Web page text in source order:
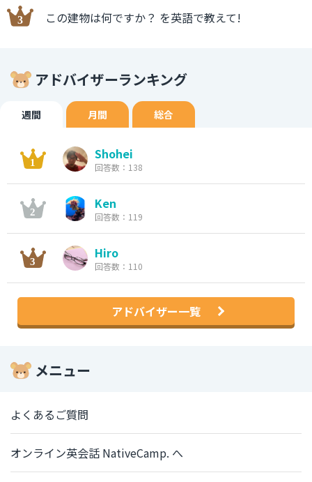
この建物は何ですか？ を英語で教えて!
アドバイザーランキング
週間 月間 総合
Shohei
回答数：138
Ken
回答数：119
Hiro
回答数：110
アドバイザー一覧
メニュー
よくあるご質問
オンライン英会話 NativeCamp. へ